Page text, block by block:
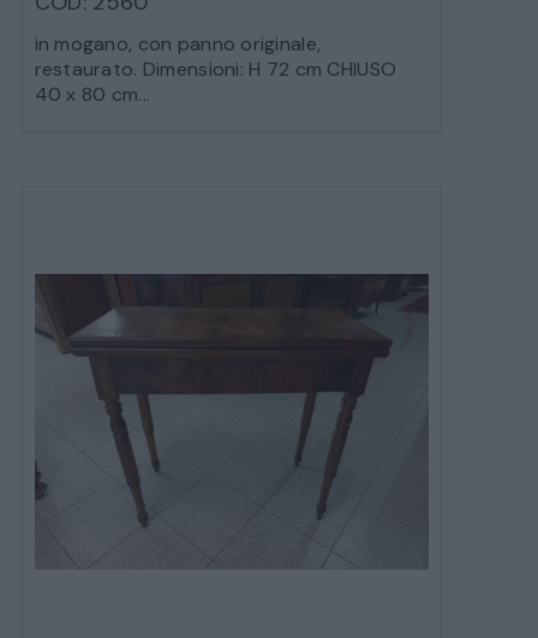
SALE DA PRANZO E SOGGIORNO
SALE DA PRANZO – STUDIO UFFICIO
ARREDO DA GIARDINO
DECORAZIONI OGGETTISTICA ILLUMINAZIONE
MATERIALI E STRUTTURE
in mogano, con panno originale,
restaurato. Dimensioni: H 72 cm CHIUSO
40 x 80 cm...